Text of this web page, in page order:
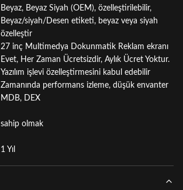
Beyaz, Beyaz Siyah (OEM), özelleştirilebilir,
Beyaz/siyah/Desen etiketi, beyaz veya siyah
özelleştir
27 inç Multimedya Dokunmatik Reklam ekranı
Evet, Her Zaman Ücretsizdir, Aylık Ücret Yoktur.
Yazılım işlevi özelleştirmesini kabul edebilir
Zamanında performans izleme, düşük envanter
MDB, DEX
sahip olmak
1 Yıl